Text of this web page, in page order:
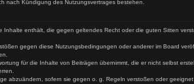
nach Kündigung des Nutzungsvertrages bestehen.
Inhalte enthält, die gegen geltendes Recht oder die guten Sitten
gegen diese Nutzungsbedingungen oder anderer im Board
für die Inhalte von Beiträgen übernimmt, die er nicht selbst
abzuändern, sofern sie gegen o. g. Regeln verstoßen oder